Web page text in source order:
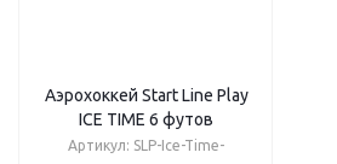
Аэрохоккей Start Line Play
ICE TIME 6 футов
Артикул: SLP-Ice-Time-